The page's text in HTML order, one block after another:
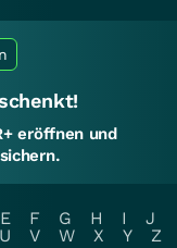
eröffnen und
E F G H I
J
U V W X Y
Z